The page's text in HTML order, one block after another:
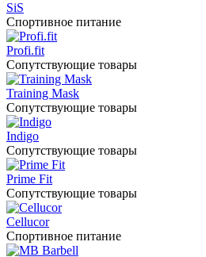
SiS
Спортивное питание
Profi.fit
Сопутствующие товары
Training Mask
Сопутствующие товары
Indigo
Сопутствующие товары
Prime Fit
Сопутствующие товары
Cellucor
Спортивное питание